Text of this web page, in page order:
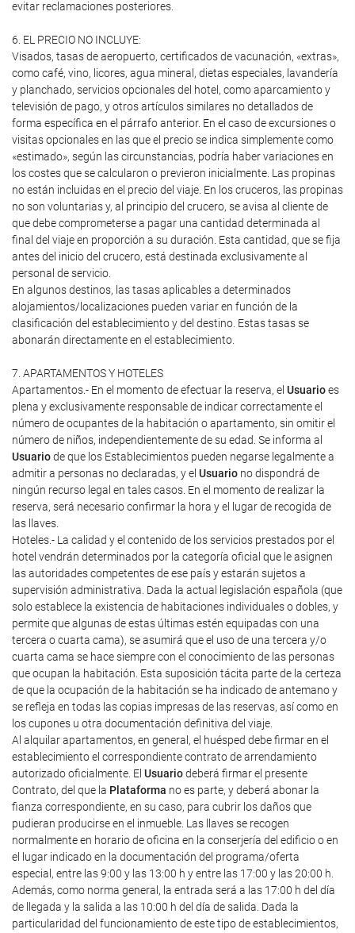
evitar reclamaciones posteriores.
6. EL PRECIO NO INCLUYE:
Visados, tasas de aeropuerto, certificados de vacunación, «extras»,
como café, vino, licores, agua mineral, dietas especiales, lavandería
y planchado, servicios opcionales del hotel, como aparcamiento y
televisión de pago, y otros artículos similares no detallados de
forma específica en el párrafo anterior. En el caso de excursiones o
visitas opcionales en las que el precio se indica simplemente como
«estimado», según las circunstancias, podría haber variaciones en
los costes que se calcularon o previeron inicialmente. Las propinas
no están incluidas en el precio del viaje. En los cruceros, las propinas
no son voluntarias y, al principio del crucero, se avisa al cliente de
que debe comprometerse a pagar una cantidad determinada al
final del viaje en proporción a su duración. Esta cantidad, que se fija
antes del inicio del crucero, está destinada exclusivamente al
personal de servicio.
En algunos destinos, las tasas aplicables a determinados
alojamientos/localizaciones pueden variar en función de la
clasificación del establecimiento y del destino. Estas tasas se
abonarán directamente en el establecimiento.
7. APARTAMENTOS Y HOTELES
Apartamentos.- En el momento de efectuar la reserva, el Usuarioes
plena y exclusivamente responsable de indicar correctamente el
número de ocupantes de la habitación o apartamento, sin omitir el
número de niños, independientemente de su edad. Se informa al
Usuariode que los Establecimientos pueden negarse legalmente a
admitir a personas no declaradas, y el Usuario no dispondrá de
ningún recurso legal en tales casos. En el momento de realizar la
reserva, será necesario confirmar la hora y el lugar de recogida de
las llaves.
Hoteles.- La calidad y el contenido de los servicios prestados por el
hotel vendrán determinados por la categoría oficial que le asignen
las autoridades competentes de ese país y estarán sujetos a
supervisión administrativa. Dada la actual legislación española (que
solo establece la existencia de habitaciones individuales o dobles, y
permite que algunas de estas últimas estén equipadas con una
tercera o cuarta cama), se asumirá que el uso de una tercera y/o
cuarta cama se hace siempre con el conocimiento de las personas
que ocupan la habitación. Esta suposición tácita parte de la certeza
de que la ocupación de la habitación se ha indicado de antemano y
se refleja en todas las copias impresas de las reservas, así como en
los cupones u otra documentación definitiva del viaje.
Al alquilar apartamentos, en general, el huésped debe firmar en el
establecimiento el correspondiente contrato de arrendamiento
autorizado oficialmente. El Usuariodeberá firmar el presente
Contrato, del que la Plataforma no es parte, y deberá abonar la
fianza correspondiente, en su caso, para cubrir los daños que
pudieran producirse en el inmueble. Las llaves se recogen
normalmente en horario de oficina en la conserjería del edificio o en
el lugar indicado en la documentación del programa/oferta
especial, entre las 9:00 y las 13:00 h y entre las 17:00 y las 20:00 h.
Además, como norma general, la entrada será a las 17:00 h del día
de llegada y la salida a las 10:00 h del día de salida. Dada la
particularidad del funcionamiento de este tipo de establecimientos,